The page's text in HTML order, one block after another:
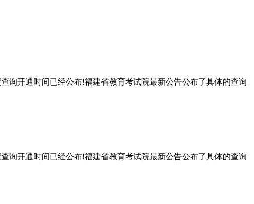
询开通时间已经公布!福建省教育考试院最新公告公布了具体的查询
询开通时间已经公布!福建省教育考试院最新公告公布了具体的查询